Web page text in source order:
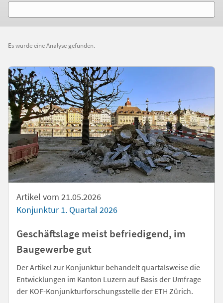
Es wurde eine Analyse gefunden.
Artikel vom 21.05.2026
Konjunktur 1. Quartal 2026
Geschäftslage meist befriedigend, im
Baugewerbe gut
Der Artikel zur Konjunktur behandelt quartalsweise die
Entwicklungen im Kanton Luzern auf Basis der Umfrage
der KOF-Konjunkturforschungsstelle der ETH Zürich.